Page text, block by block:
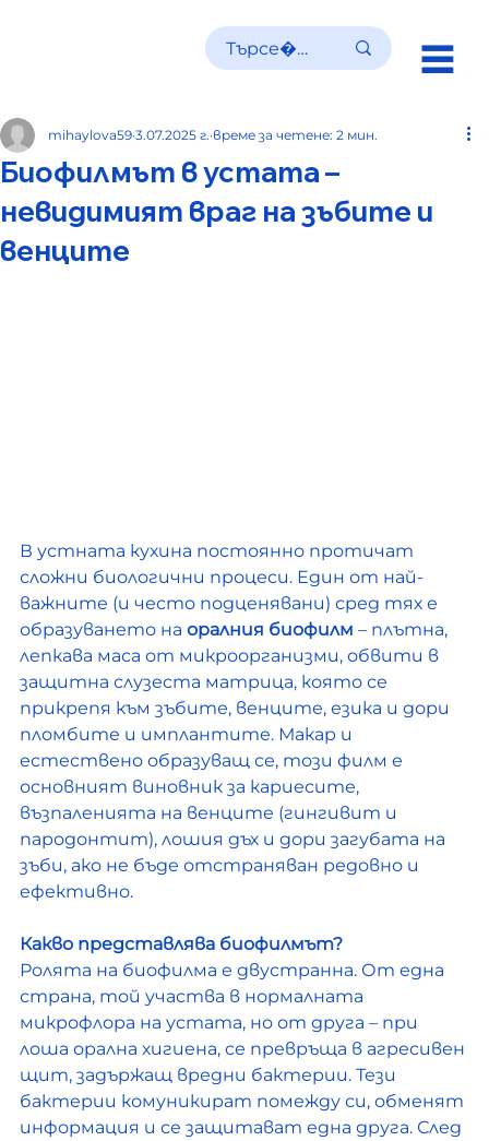
Биофилмът в устата –
невидимият враг на зъбите и
венците
mihaylova59 3.07.2025 г. време за четене: 2 мин.
В устната кухина постоянно протичат
сложни биологични процеси. Един от най-
важните (и често подценявани) сред тях е
образуването на оралния биофилм – плътна,
лепкава маса от микроорганизми, обвити в
защитна слузеста матрица, която се
прикрепя към зъбите, венците, езика и дори
пломбите и имплантите. Макар и
естествено образуващ се, този филм е
основният виновник за кариесите,
възпаленията на венците (гингивит и
пародонтит), лошия дъх и дори загубата на
зъби, ако не бъде отстраняван редовно и
ефективно.
Какво представлява биофилмът?
Ролята на биофилма е двустранна. От една
страна, той участва в нормалната
микрофлора на устата, но от друга – при
лоша орална хигиена, се превръща в агресивен
щит, задържащ вредни бактерии. Тези
бактерии комуникират помежду си, обменят
информация и се защитават една друга. След